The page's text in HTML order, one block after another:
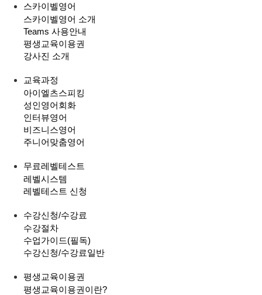
스카이벨영어
스카이벨영어 소개
Teams 사용안내
평생교육이용권
강사진 소개
교육과정
아이엘츠스피킹
성인영어회화
인터뷰영어
비즈니스영어
주니어맞춤영어
무료레벨테스트
레벨시스템
레벨테스트 신청
수강신청/수강료
수강절차
수업가이드(필독)
수강신청/수강료일반
평생교육이용권
평생교육이용권이란?